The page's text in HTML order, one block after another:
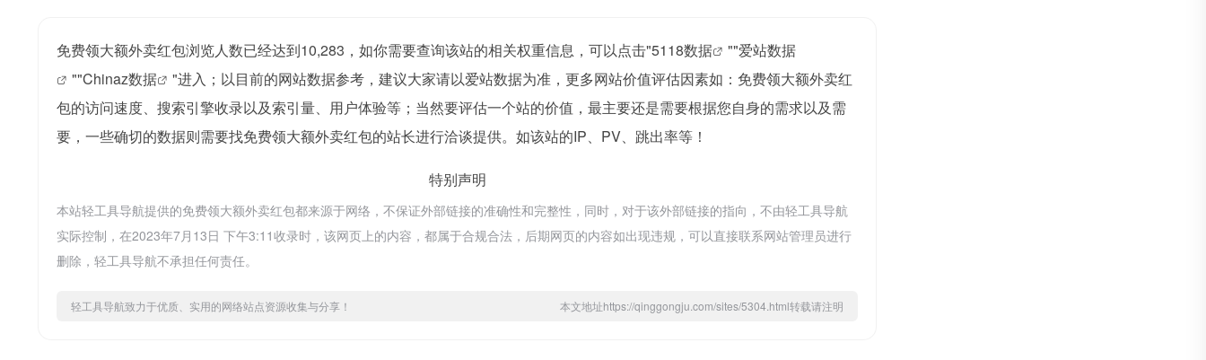
免费领大额外卖红包浏览人数已经达到10,283，如你需要查询该站的相关权重信息，可以点击"5118数据 ""爱站数据
""Chinaz数据
"进入；以目前的网站数据参考，建议大家请以爱站数据为准，更多网站价值评估因素如：免费领大额外卖红
包的访问速度、搜索引擎收录以及索引量、用户体验等；当然要评估一个站的价值，最主要还是需要根据您自身的需求以及需
要，一些确切的数据则需要找免费领大额外卖红包的站长进行洽谈提供。如该站的IP、PV、跳出率等！
特别声明
本站轻工具导航提供的免费领大额外卖红包都来源于网络，不保证外部链接的准确性和完整性，同时，对于该外部链接的指向，不由轻工具导航
实际控制，在2023年7月13日 下午3:11收录时，该网页上的内容，都属于合规合法，后期网页的内容如出现违规，可以直接联系网站管理员进行
删除，轻工具导航不承担任何责任。
轻工具导航致力于优质、实用的网络站点资源收集与分享！ 本文地址https://qinggongju.com/sites/5304.html转载请注明